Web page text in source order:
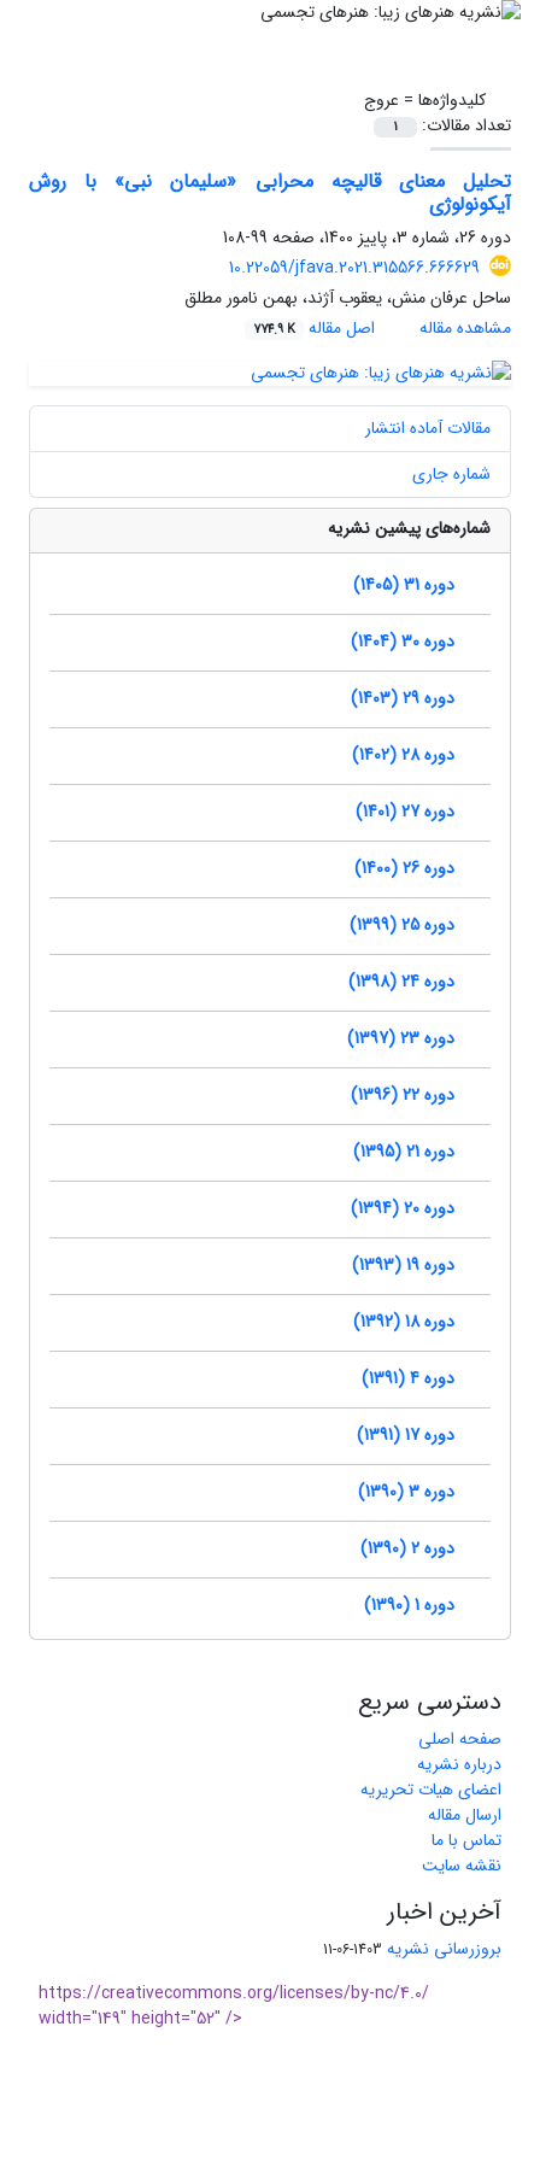
کلیدواژه‌ها = عروج
تعداد مقالات:
1
تحلیل معنای قالیچه محرابی «سلیمان نبی» با روش
آیکونولوژی
دوره 26، شماره 3، پاییز 1400، صفحه
99-108
10.22059/jfava.2021.315566.666629
ساحل عرفان منش، یعقوب آژند، بهمن نامور مطلق
مشاهده مقاله
اصل مقاله 774.9 K
مقالات آماده انتشار
شماره جاری
شماره‌های پیشین نشریه
دوره 31 (1405)
دوره 30 (1404)
دوره 29 (1403)
دوره 28 (1402)
دوره 27 (1401)
دوره 26 (1400)
دوره 25 (1399)
دوره 24 (1398)
دوره 23 (1397)
دوره 22 (1396)
دوره 21 (1395)
دوره 20 (1394)
دوره 19 (1393)
دوره 18 (1392)
دوره 4 (1391)
دوره 17 (1391)
دوره 3 (1390)
دوره 2 (1390)
دوره 1 (1390)
دسترسی سریع
صفحه اصلی
درباره نشریه
اعضای هیات تحریریه
ارسال مقاله
تماس با ما
نقشه سایت
آخرین اخبار
بروزرسانی نشریه 1403-06-11
https://creativecommons.org/licenses/by-nc/4.0/
width="149" height="52" />